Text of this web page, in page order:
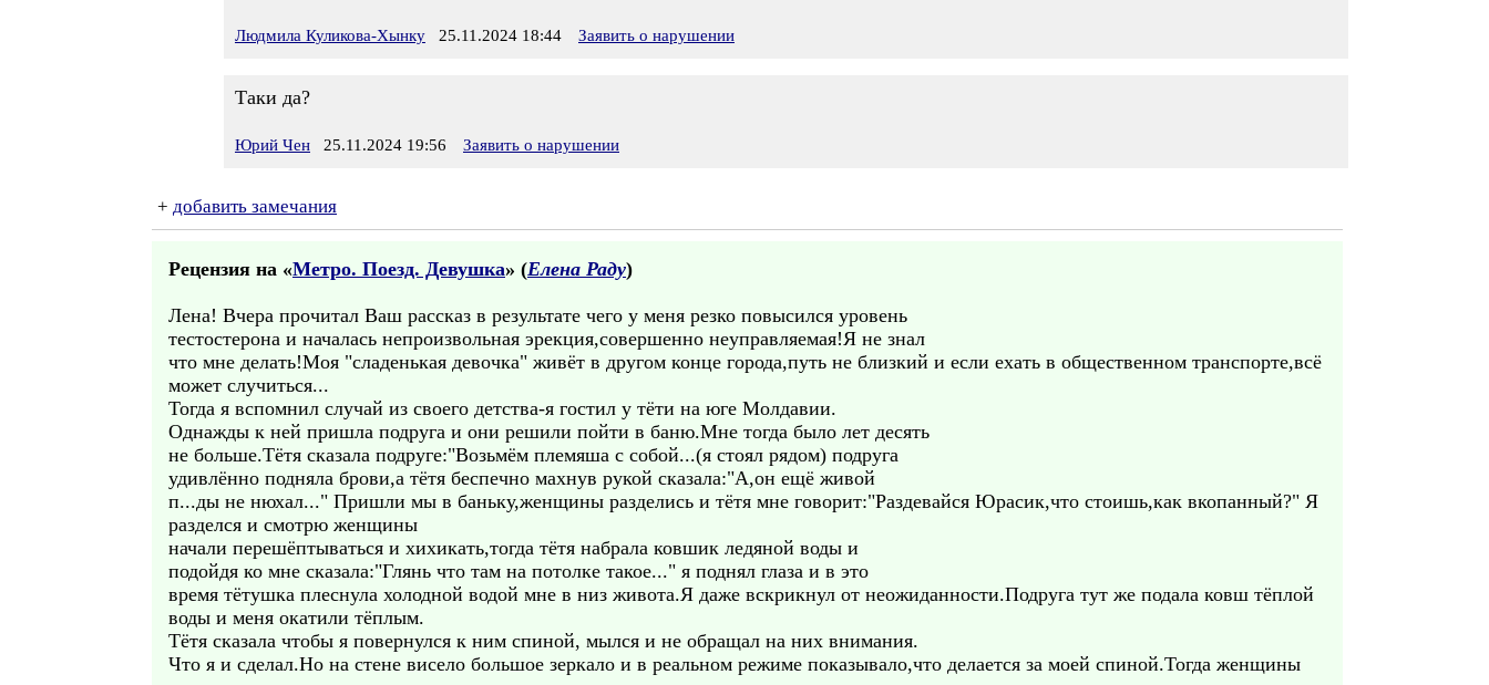
Людмила Куликова-Хынку 25.11.2024 18:44 Заявить о нарушении
Таки да?
Юрий Чен 25.11.2024 19:56 Заявить о нарушении
+ добавить замечания
Рецензия на «Метро. Поезд. Девушка» (Елена Раду)
Лена! Вчера прочитал Ваш рассказ в результате чего у меня резко повысился уровень
тестостерона и началась непроизвольная эрекция,совершенно неуправляемая!Я не знал
что мне делать!Моя "сладенькая девочка" живёт в другом конце города,путь не близкий и если ехать в общественном транспорте,всё
может случиться...
Тогда я вспомнил случай из своего детства-я гостил у тёти на юге Молдавии.
Однажды к ней пришла подруга и они решили пойти в баню.Мне тогда было лет десять
не больше.Тётя сказала подруге:"Возьмём племяша с собой...(я стоял рядом) подруга
удивлённо подняла брови,а тётя беспечно махнув рукой сказала:"А,он ещё живой
п...ды не нюхал..." Пришли мы в баньку,женщины разделись и тётя мне говорит:"Раздевайся Юрасик,что стоишь,как вкопанный?" Я
разделся и смотрю женщины
начали перешёптываться и хихикать,тогда тётя набрала ковшик ледяной воды и
подойдя ко мне сказала:"Глянь что там на потолке такое..." я поднял глаза и в это
время тётушка плеснула холодной водой мне в низ живота.Я даже вскрикнул от неожиданности.Подруга тут же подала ковш тёплой
воды и меня окатили тёплым.
Тётя сказала чтобы я повернулся к ним спиной, мылся и не обращал на них внимания.
Что я и сделал.Но на стене висело большое зеркало и в реальном режиме показывало,что делается за моей спиной.Тогда женщины